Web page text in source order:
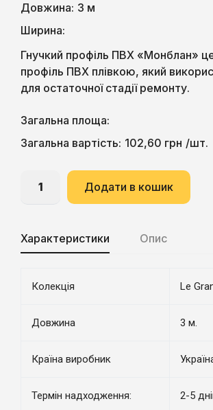
Довжина: 3 м
Ширина:
Гнучкий профіль ПВХ «Монблан»
профіль ПВХ плівкою, який
для остаточної стадії ремонту.
Загальна площа:
Загальна вартість: 102,60 грн /шт.
Додати в кошик
Характеристики Опис
Колекція Le
Довжина 3 м.
Країна виробник
Термін надходження: 2-5